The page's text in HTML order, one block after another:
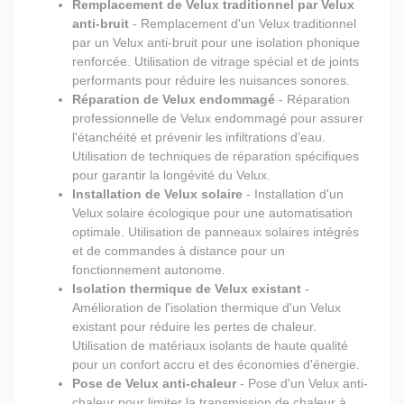
Remplacement de Velux traditionnel par Velux
anti-bruit - Remplacement d'un Velux traditionnel
par un Velux anti-bruit pour une isolation phonique
renforcée. Utilisation de vitrage spécial et de joints
performants pour réduire les nuisances sonores.
Réparation de Velux endommagé - Réparation
professionnelle de Velux endommagé pour assurer
l'étanchéité et prévenir les infiltrations d'eau.
Utilisation de techniques de réparation spécifiques
pour garantir la longévité du Velux.
Installation de Velux solaire - Installation d'un
Velux solaire écologique pour une automatisation
optimale. Utilisation de panneaux solaires intégrés
et de commandes à distance pour un
fonctionnement autonome.
Isolation thermique de Velux existant -
Amélioration de l'isolation thermique d'un Velux
existant pour réduire les pertes de chaleur.
Utilisation de matériaux isolants de haute qualité
pour un confort accru et des économies d'énergie.
Pose de Velux anti-chaleur- Pose d'un Velux anti-